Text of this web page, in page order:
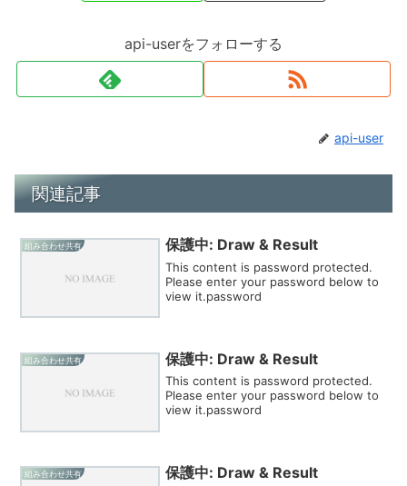
api-userをフォローする
api-user
関連記事
組み合わせ共有 保護中: Draw & Result
This content is password protected.
Please enter your password below to
view it.password
組み合わせ共有 保護中: Draw & Result
This content is password protected.
Please enter your password below to
view it.password
組み合わせ共有 保護中: Draw & Result